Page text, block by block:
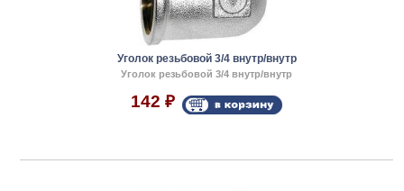
Уголок резьбовой 3/4 внутр/внутр
Уголок резьбовой 3/4 внутр/внутр
142 ₽